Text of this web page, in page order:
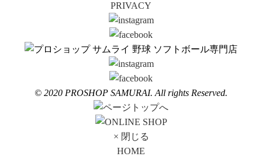
PRIVACY
© 2020 PROSHOP SAMURAI. All rights Reserved.
× 閉じる
HOME